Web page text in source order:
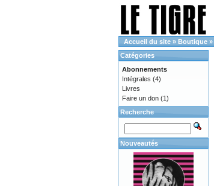
Accueil du site » Boutique »
Catégories
Abonnements
Intégrales (4)
Livres
Faire un don (1)
Recherche
Nouveautés